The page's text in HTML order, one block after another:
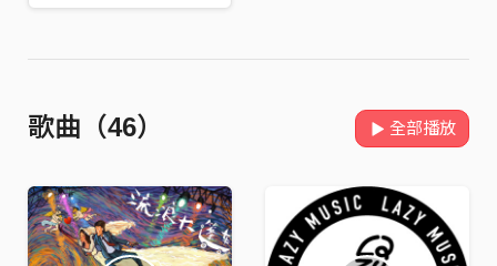
歌曲（46） 全部播放